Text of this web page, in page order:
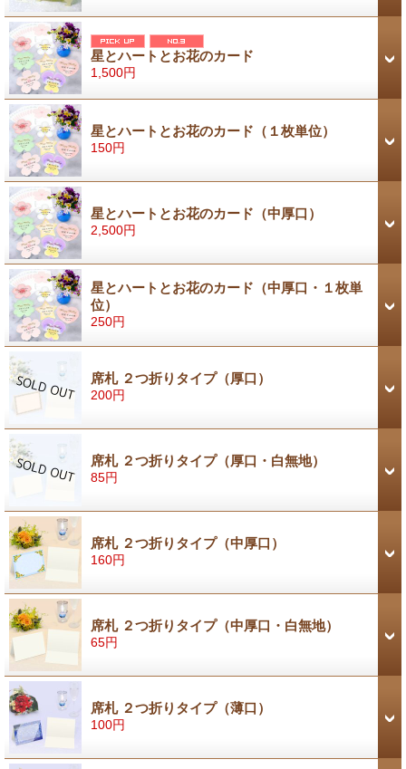
星とハートとお花のカード
1,500円
星とハートとお花のカード（１枚単位）
150円
星とハートとお花のカード（中厚口）
2,500円
星とハートとお花のカード（中厚口・１枚単
位）
250円
席札 ２つ折りタイプ（厚口）
200円
席札 ２つ折りタイプ（厚口・白無地）
85円
席札 ２つ折りタイプ（中厚口）
160円
席札 ２つ折りタイプ（中厚口・白無地）
65円
席札 ２つ折りタイプ（薄口）
100円